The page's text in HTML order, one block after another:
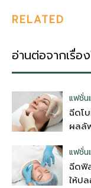
RELATED
อ่านต่อจากเรื่อ
แฟชั่น
ฉีดโ
ผลลั
แฟชั่น
ฉีดฟิ
ให้ป